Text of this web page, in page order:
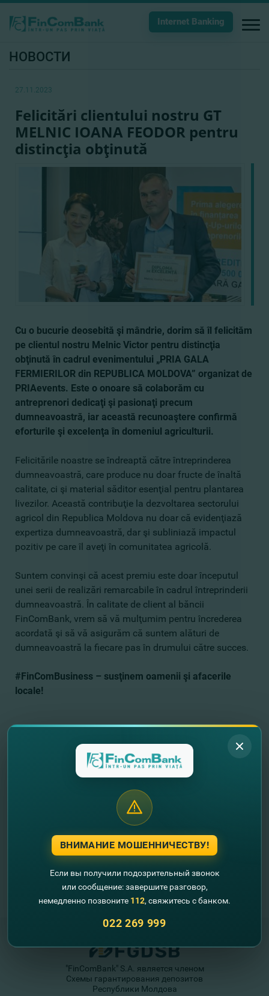
Internet Banking
НОВОСТИ
27.11.2023
Felicitări clientului nostru GT
MELNIC IOANA FEODOR pentru
distincţia obţinută
Cu o bucurie deosebită şi mândrie, dorim să îl felicităm
pe clientul nostru Melnic Victor pentru distincţia
obţinută în cadrul evenimentului „PRIA GALA
FERMIERILOR din REPUBLICA MOLDOVA” organizat de
PRIAevents. Este o onoare să colaborăm cu
antreprenori dedicaţi şi pasionaţi precum
dumneavoastră, iar această recunoaştere confirmă
eforturile şi excelenţa în domeniul agriculturii.
Felicitările noastre se îndreaptă către întreprinderea
dumneavoastră, care produce nu doar fructe de înaltă
calitate, ci şi material săditor esenţial pentru plantarea
livezilor. Această contribuţie la dezvoltarea sectorului
agricol din Republica Moldova nu doar că evidenţiază
expertiza dumneavoastră, dar şi subliniază impactul
pozitiv pe care îl aveţi în comunitatea agricolă.
Suntem convinşi că acest premiu este doar începutul
unei serii de realizări remarcabile în cadrul întreprinderii
dumneavoastră. În calitate de client al băncii
FinComBank, vrem să vă mulţumim pentru încrederea
acordată şi să vă asigurăm că suntem alături de
dumneavoastră la fiecare pas în drumului către succes.
#FinComBusiness – susţinem oamenii şi afacerile
locale!
Другие новости
"FinComBank" S.A. является членом
Схемы гарантирования депозитов
Республики Молдова
ВНИМАНИЕ МОШЕННИЧЕСТВУ!
Если вы получили подозрительный звонок
или сообщение: завершите разговор,
немедленно позвоните 112, свяжитесь с банком.
022 269 999